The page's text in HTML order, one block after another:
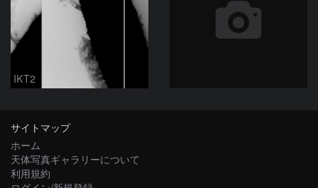
IKT2
サイトマップ
ホーム
天体写真ギャラリーについて
利用規約